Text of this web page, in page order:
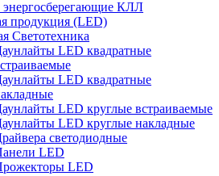
КЛЛ
продукция (LED)
Светотехника
LED квадратные
LED квадратные
LED круглые встраиваемые
LED круглые накладные
светодиодные
LED
LED